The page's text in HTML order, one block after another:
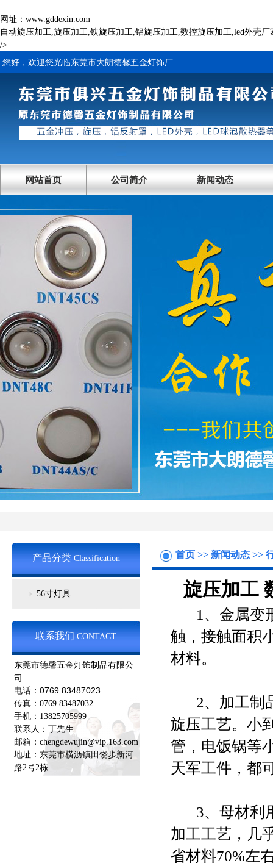
网址：www.gddexin.com
自动旋压加工,旋压加工,铁旋压加工,铝旋压加工,数控旋压加工,led外壳
/>
您好，欢迎您光临东莞市大朗德馨五金灯饰厂
网站首页 公司简介 新闻动态
产品分类 Classification
56寸灯具
联系我们CONTACT
东莞市德馨五金灯饰制品有限公
司
电话： 0769 83487023
传真：0769 83487032
手机：13825705999
联系人：丁先生
邮箱：chengdewujin@vip.163.com
地址：东莞市横沥镇田饶步新河
路2号2栋
首页 >> 新闻动态 >>
旋压加工
1、金属变
触，接触面积
材料。
2、加工制品
旋压工艺。小
管，电饭锅等
天军工件，都
3、母材利用
加工工艺，几
省材料70%左